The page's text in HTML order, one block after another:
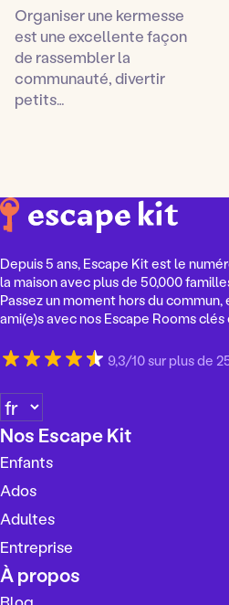
Organiser une kermesse
est une excellente façon
de rassembler la
communauté, divertir
petits…
Depuis 5 ans, Escape Kit est le
la maison avec plus de 50,000
Passez un moment hors du
ami(e)s avec nos Escape Rooms clés
9,3/10 sur plus de
C
h
o
i
s
r
u
n
Nos Escape Kit
Enfants
Ados
Adultes
Entreprise
À propos